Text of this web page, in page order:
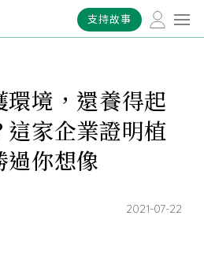
支持故事
境，還養得起
家企業證明植
過你想像
2021-07-22